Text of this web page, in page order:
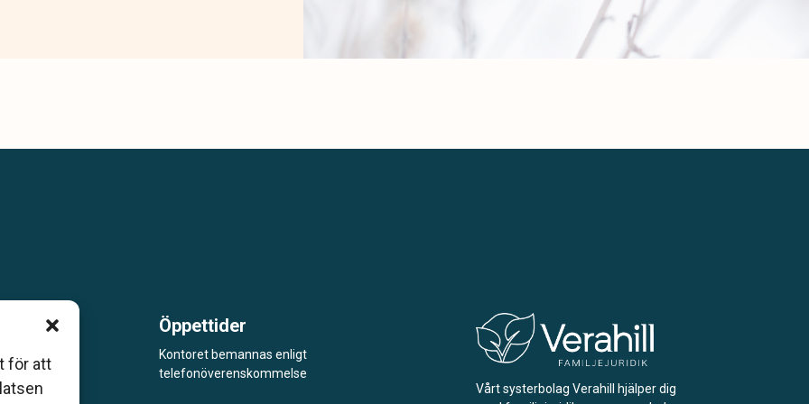
för att
Öppettider
Kontoret bemannas enligt
telefonöverenskommelse
Vårt systerbolag Verahill hjälper dig